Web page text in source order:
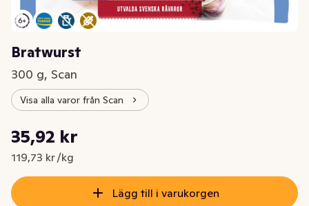
Bratwurst
300 g, Scan
Visa alla varor från Scan
Nuvarande pris är: 35,92 kr
35,92 kr
119,73 kr /kg
Styckpris: 119,73 kr /kg
Lägg till i varukorgen